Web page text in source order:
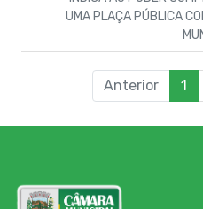
UMA PLAÇA PÚBLICA
Anterior 1